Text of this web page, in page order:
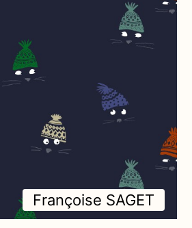
Françoise SAGET